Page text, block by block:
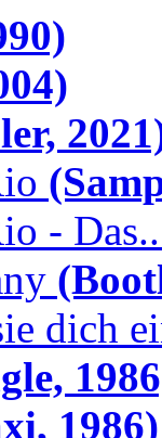
-
dich
1986)